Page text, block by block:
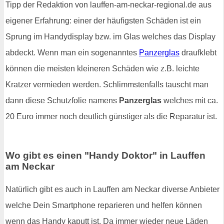
Tipp der Redaktion von lauffen-am-neckar-regional.de aus
eigener Erfahrung: einer der häufigsten Schäden ist ein
Sprung im Handydisplay bzw. im Glas welches das Display
abdeckt. Wenn man ein sogenanntes Panzerglas draufklebt
können die meisten kleineren Schäden wie z.B. leichte
Kratzer vermieden werden. Schlimmstenfalls tauscht man
dann diese Schutzfolie namens Panzerglas welches mit ca.
20 Euro immer noch deutlich günstiger als die Reparatur ist.
Wo gibt es einen "Handy Doktor" in Lauffen
am Neckar
Natürlich gibt es auch in Lauffen am Neckar diverse Anbieter
welche Dein Smartphone reparieren und helfen können
wenn das Handy kaputt ist. Da immer wieder neue Läden